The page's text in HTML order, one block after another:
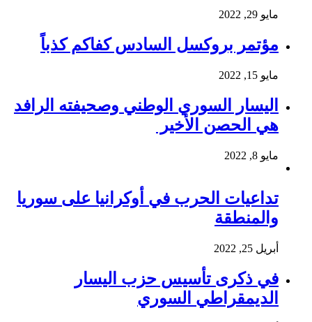
مايو 29, 2022
مؤتمر بروكسل السادس كفاكم كذباً
مايو 15, 2022
اليسار السوري الوطني وصحيفته الرافد
هي الحصن الأخير
مايو 8, 2022
تداعيات الحرب في أوكرانيا على سوريا
والمنطقة
أبريل 25, 2022
في ذكرى تأسيس حزب اليسار
الديمقراطي السوري